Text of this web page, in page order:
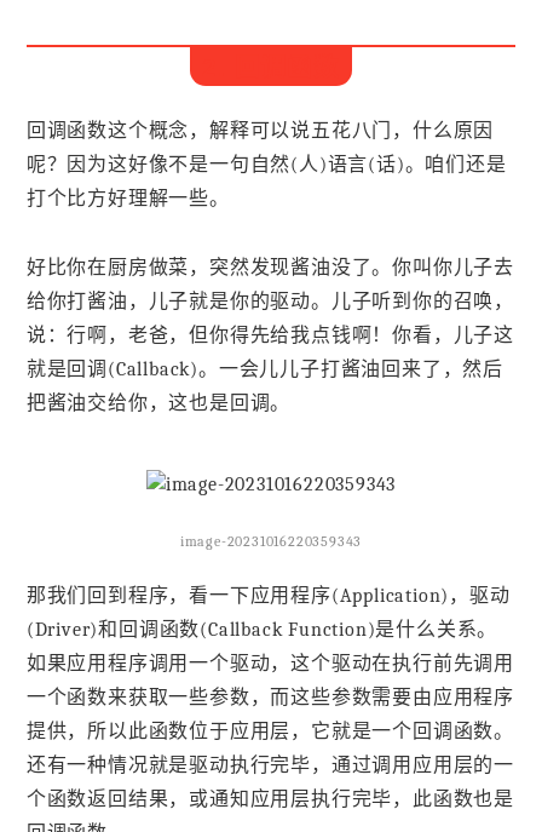
回调函数这个概念，解释可以说五花八门，什么原因
呢？因为这好像不是一句自然(人)语言(话)。咱们还是
打个比方好理解一些。
好比你在厨房做菜，突然发现酱油没了。你叫你儿子去
给你打酱油，儿子就是你的驱动。儿子听到你的召唤，
说：行啊，老爸，但你得先给我点钱啊！你看，儿子这
就是回调(Callback)。一会儿儿子打酱油回来了，然后
把酱油交给你，这也是回调。
image-20231016220359343
那我们回到程序，看一下应用程序(Application)，驱动
(Driver)和回调函数(Callback Function)是什么关系。
如果应用程序调用一个驱动，这个驱动在执行前先调用
一个函数来获取一些参数，而这些参数需要由应用程序
提供，所以此函数位于应用层，它就是一个回调函数。
还有一种情况就是驱动执行完毕，通过调用应用层的一
个函数返回结果，或通知应用层执行完毕，此函数也是